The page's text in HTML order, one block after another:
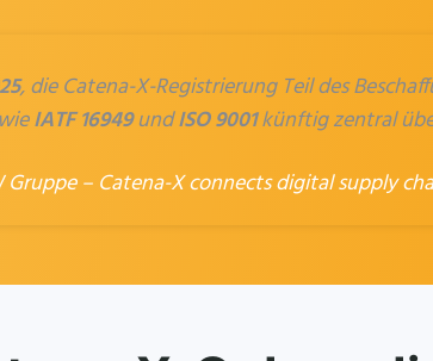
, die Catena-X-Registrierung Teil des
IATF 16949undISO 9001künftig zentral
Gruppe – Catena-X connects digital supply